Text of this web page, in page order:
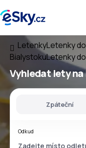
LetenkyLetenky
BialystokuLetenky do
Vyhledat letyna
Zpáteční
Odkud